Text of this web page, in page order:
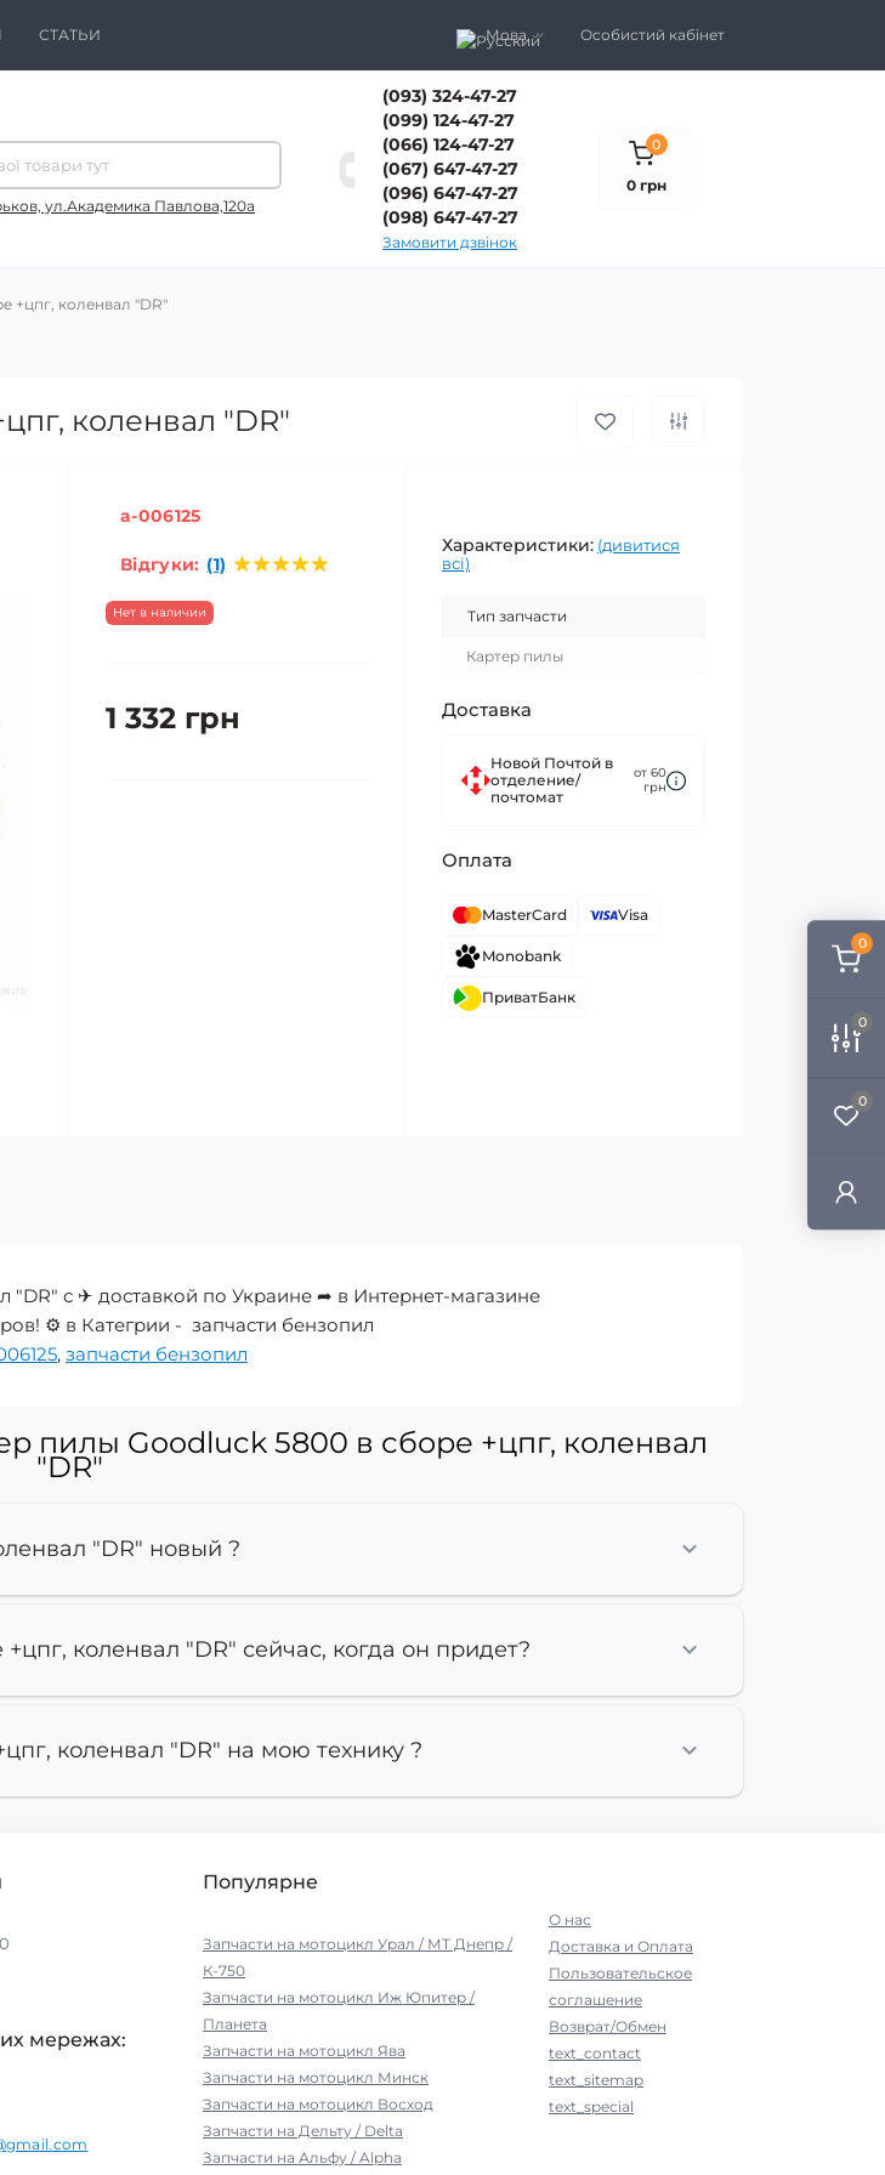
0
0
0
СТАТЬИ Мова Особистий кабінет
ул.Академика Павлова,120а
(093) 324-47-27
(099) 124-47-27
(066) 124-47-27
(067) 647-47-27
(096) 647-47-27
(098) 647-47-27
Замовити дзвінок
0
0 грн
+цпг, коленвал "DR"
коленвал "DR"
a-006125
Відгуки: (1)
Нет в наличии
1 332 грн
Характеристики: (дивитися
всі)
Тип запчасти
Картер пилы
Доставка
Новой Почтой в
отделение/
почтомат
от 60
грн
Оплата
MasterCard Visa
Monobank
ПриватБанк
"DR" с ✈ доставкой по Украине ➦ в Интернет-магазине
⚙️ в Категрии - запчасти бензопил
, запчасти бензопил
пилы Goodluck 5800 в сборе +цпг, коленвал
"DR"
"DR" новый ?
коленвал "DR" сейчас, когда он придет?
коленвал "DR" на мою технику ?
мережах:
Популярне
Запчасти на мотоцикл Урал / МТ Днепр /
К-750
Запчасти на мотоцикл Иж Юпитер /
Планета
Запчасти на мотоцикл Ява
Запчасти на мотоцикл Минск
Запчасти на мотоцикл Восход
Запчасти на Дельту / Delta
Запчасти на Альфу / Alpha
О нас
Доставка и Оплата
Пользовательское
соглашение
Возврат/Обмен
text_contact
text_sitemap
text_special